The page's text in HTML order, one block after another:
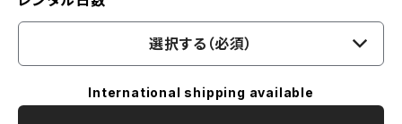
選択する（必須）
International shipping available